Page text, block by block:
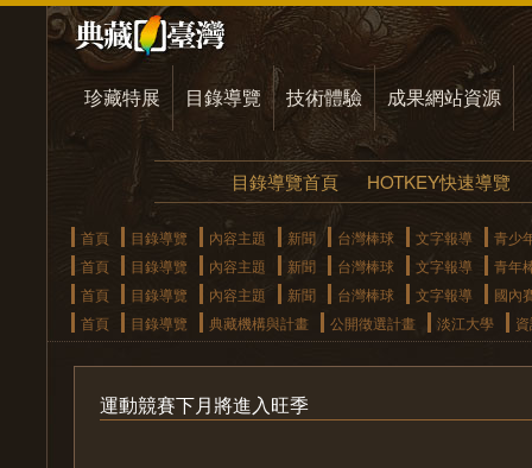
珍藏特展 目錄導覽 技術體驗 成果網站資源
目錄導覽首頁 HOTKEY快速導覽
首頁 目錄導覽 內容主題 新聞 台灣棒球 文字報導
青少
首頁
目錄導覽 內容主題 新聞 台灣棒球 文字報導
青年
首頁
目錄導覽 內容主題 新聞 台灣棒球 文字報導
國內
首頁
目錄導覽 典藏機構與計畫 公開徵選計畫 淡江大學
運動競賽下月將進入旺季